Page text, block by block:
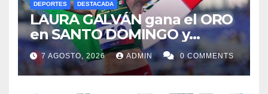
DEPORTES DESTACADA
LAURA GALVÁN gana el ORO
en SANTO DOMINGO y
dedica Medalla a sus padres
fallecidos
7 AGOSTO, 2026 ADMIN 0 COMMENTS